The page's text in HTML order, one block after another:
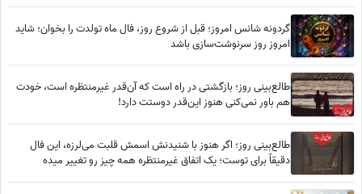
گردونه شانس امروز؛ قبل از شروع روز، فال ماه تولدت را بخوان؛ شاید
امروز روز سرنوشت‌سازی باشد
طالع‌بینی روز؛ بازگشتی در راه است که آن‌قدر غیرمنتظره است، خودت
هم باور نمی‌کنی هنوز این‌قدر دوستت دارد!
طالع‌بینی روز؛ اگر هنوز با شنیدنش اسمش قلبت می‌لرزه، این فال
دقیقاً برای توست؛ یک اتفاق غیرمنتظره همه چیز رو تغییر میده